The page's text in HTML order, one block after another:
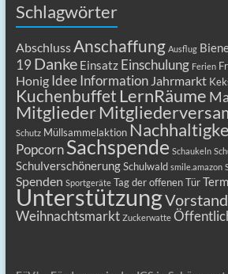
Schlagwörter
AbschlussAnschaffung Ausflug
19 Danke Einsatz Einschulung Ferien
Honig Idee Information Jahrmarkt
Kuchenbuffet LernRäume
Mitglieder
Schutz Müllsammelaktion
Popcorn Sachspende Schaukeln
Schulverschönerung Schulwald smile.amazon
Spenden Sportgeräte Tag der offenen Tür
UnterstützungVorstand
Weihnachtsmarkt Zuckerwatte